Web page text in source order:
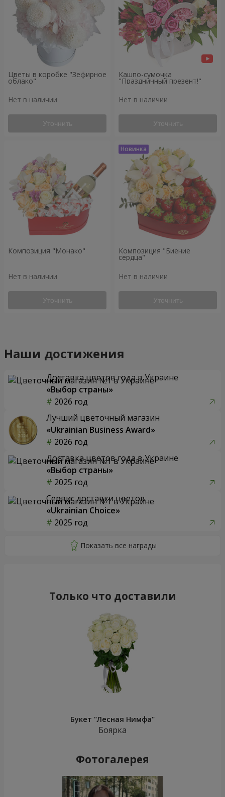
Цветы в коробке "Зефирное
облако"
Нет в наличии
Уточнить
Кашпо-сумочка
"Праздничный презент!"
Нет в наличии
Уточнить
Композиция "Монако"
Нет в наличии
Уточнить
Композиция "Биение
сердца"
Нет в наличии
Уточнить
Наши достижения
Доставка цветов года в Украине
«Выбор страны»
2026 год
Лучший цветочный магазин
«Ukrainian Business Award»
2026 год
Доставка цветов года в Украине
«Выбор страны»
2025 год
Сервис доставки цветов
«Ukrainian Choice»
2025 год
Только что доставили
Букет "Лесная Нимфа"
Боярка
Фотогалерея